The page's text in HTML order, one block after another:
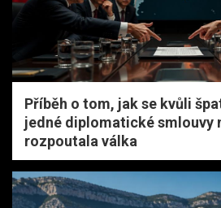
Příběh o tom, jak se kvůli
jedné diplomatické smlouvy
rozpoutala válka